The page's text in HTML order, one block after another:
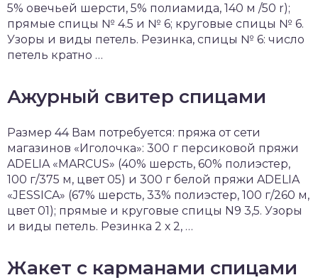
5% овечьей шерсти, 5% полиамида, 140 м /50 r);
прямые спицы № 4.5 и № 6; круговые спицы № 6.
Узоры и виды петель. Резинка, спицы № 6: число
петель кратно …
Ажурный свитер спицами
Размер 44 Вам потребуется: пряжа от сети
магазинов «Иголочка»: 300 г персиковой пряжи
ADELIA «MARCUS» (40% шерсть, 60% полиэстер,
100 г/375 м, цвет 05) и 300 г белой пряжи ADELIA
«JESSICA» (67% шерсть, 33% полиэстер, 100 г/260 м,
цвет 01); прямые и круговые спицы N9 3,5. Узоры
и виды петель. Резинка 2 х 2, …
Жакет с карманами спицами